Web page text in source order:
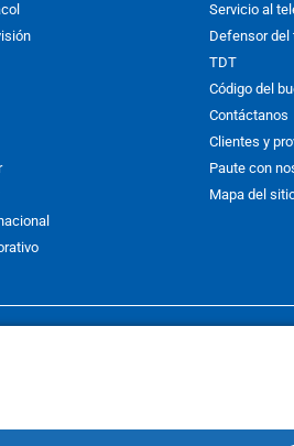
Servicio al
Defensor del
TDT
Código del
Contáctanos
Clientes y
Paute con
Mapa del
Prohibida su reproducción total o
whole or in part, or translation without